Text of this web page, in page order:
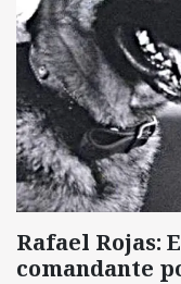
Rafael Rojas:
comandante